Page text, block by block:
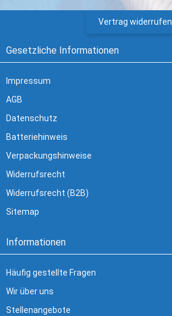
Vertrag widerrufen
Gesetzliche Informationen
Impressum
AGB
Datenschutz
Batteriehinweis
Verpackungshinweise
Widerrufsrecht
Widerrufsrecht (B2B)
Sitemap
Informationen
Häufig gestellte Fragen
Wir über uns
Stellenangebote